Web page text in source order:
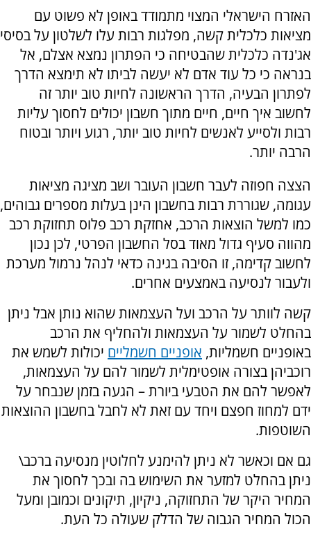
האזרח הישראלי המצוי מתמודד באופן לא פשוט עם
מציאות כלכלית קשה, מפלגות רבות עלו לשלטון על בסיסי
אג'נדה כלכלית שהבטיחה כי הפתרון נמצא אצלם, אל
בנראה כי כל עוד אדם לא יעשה לביתו לא תימצא הדרך
לפתרון הבעיה, הדרך הראשונה לחיות טוב יותר זה
לחשוב איך חיים, חיים מתוך חשבון יכולים לחסוך עליות
רבות ולסייע לאנשים לחיות טוב יותר, רגוע ויותר ובטוח
הרבה יותר.
הצצה חפוזה לעבר חשבון העובר ושב מציגה מציאות
עגומה, שגוררת רבות בחשבון הינן בעלות מספרים גבוהים,
כמו למשל הוצאות הרכב, אחזקת רכב פלוס תחזוקת רכב
מהווה סעיף גדול מאוד בסל החשבון הפרטי, לכן נכון
לחשוב קדימה, זו הסיבה בגינה כדאי לנהל נרמול מערכת
ולעבור לנסיעה באמצעים אחרים.
קשה לוותר על הרכב ועל העצמאות שהוא נותן אבל ניתן
בהחלט לשמור על העצמאות ולהחליף את הרכב
באופניים חשמליות, אופניים חשמליים יכולות לשמש את
רוכביהן בצורה אופטימלית לשמור להם על העצמאות,
לאפשר להם את הטבעי ביורת – הגעה בזמן שנבחר על
ידם למחוז חפצם ויחד עם זאת לא לחבל בחשבון ההוצאות
השוטפות.
גם אם וכאשר לא ניתן להימנע לחלוטין מנסיעה ברכב\
ניתן בהחלט למזער את השימוש בה ובכך לחסוך את
המחיר היקר של התחזוקה, ניקיון, תיקונים וכמובן ומעל
הכול המחיר הגבוה של הדלק שעולה כל העת.